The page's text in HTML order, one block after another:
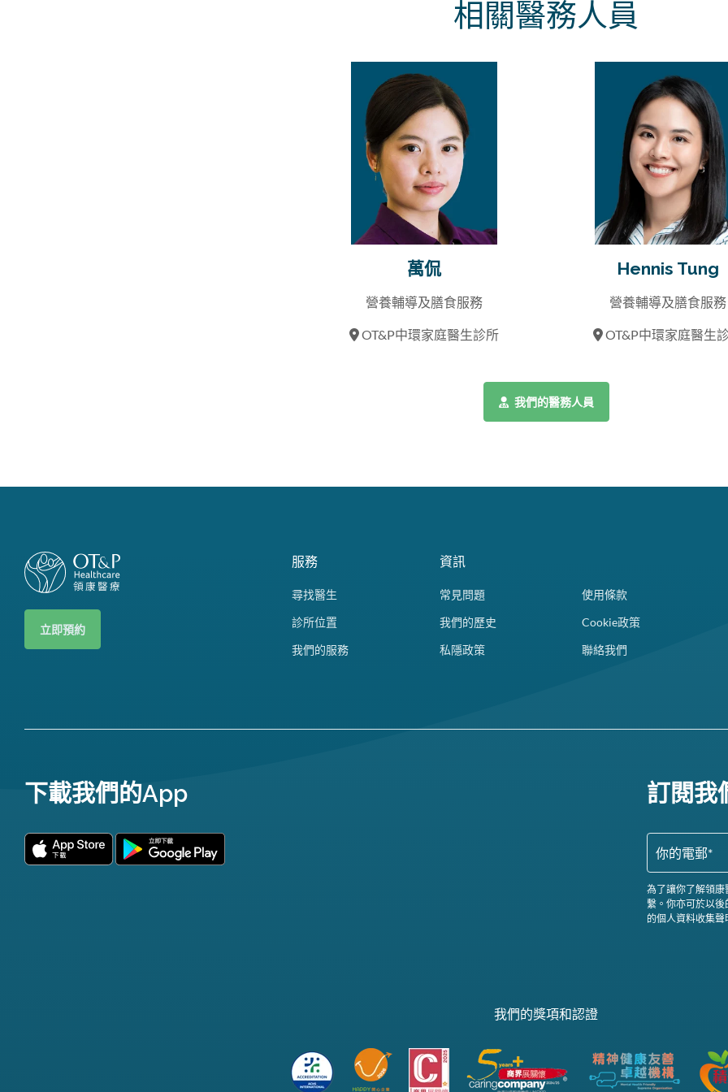
相關醫務人員
萬侃
營養輔導及膳食服務
OT&P中環家庭醫生診所
Hennis Tung
營養輔導及膳食服務
OT&P中環家庭醫生
我們的醫務人員
立即預約
服務
尋找醫生
診所位置
我們的服務
資訊
常見問題
我們的歷史
私隱政策
使用條款
Cookie政策
聯絡我們
下載我們的App 訂閱我
為了讓你了解領
繫。你亦可於以
的個人資料收集
我們的獎項和認證